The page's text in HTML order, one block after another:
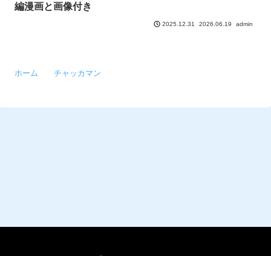
編漫画と画像付き
2025.12.31 2026.06.19 admin
ホーム チャッカマン